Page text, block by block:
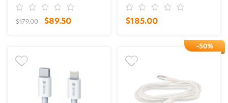
$179.00 $89.50 $185.00
-50%